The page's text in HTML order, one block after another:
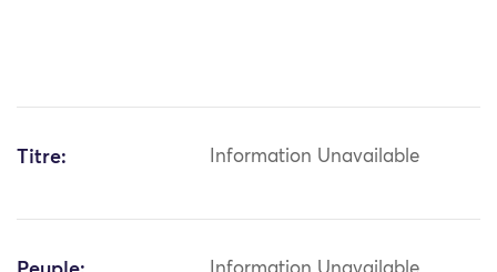
Titre: Information Unavailable